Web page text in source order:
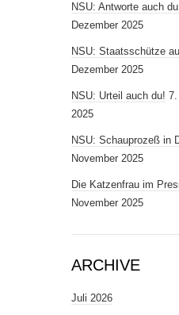
NSU: Antworte auch
Dezember 2025
NSU: Staatsschütze
Dezember 2025
NSU: Urteil auch du!
2025
NSU: Schauprozeß in
November 2025
Die Katzenfrau im
November 2025
ARCHIVE
Juli 2026